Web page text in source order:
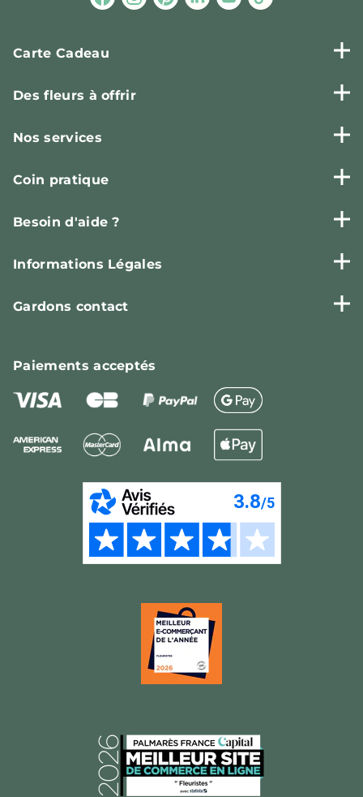
Carte Cadeau
Des fleurs à offrir
Nos services
Coin pratique
Besoin d'aide ?
Informations Légales
Gardons contact
Paiementsacceptés